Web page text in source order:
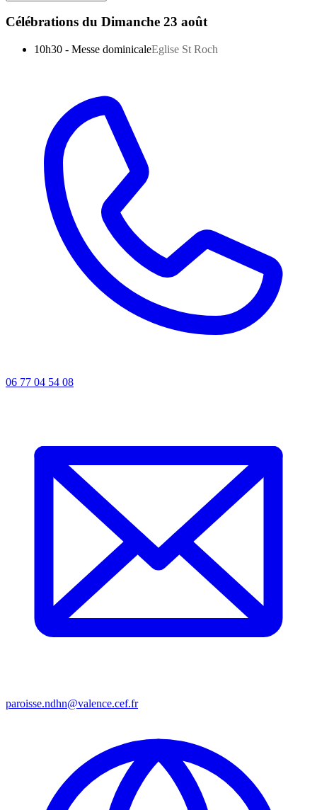
Célébrations du Dimanche 23 août
10h30 - Messe dominicaleEglise St Roch
06 77 04 54 08
paroisse.ndhn@valence.cef.fr